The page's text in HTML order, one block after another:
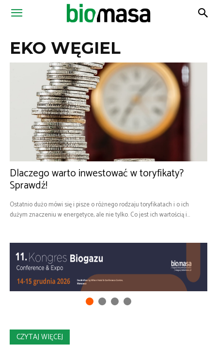
Magazyn
EKO WĘGIEL
Dlaczego warto inwestować w toryfikaty?
Sprawdź!
Ostatnio dużo mówi się i pisze o różnego rodzaju toryfikatach i o ich
dużym znaczeniu w energetyce, ale nie tylko. Co jest ich wartością i...
CZYTAJ WIĘCEJ